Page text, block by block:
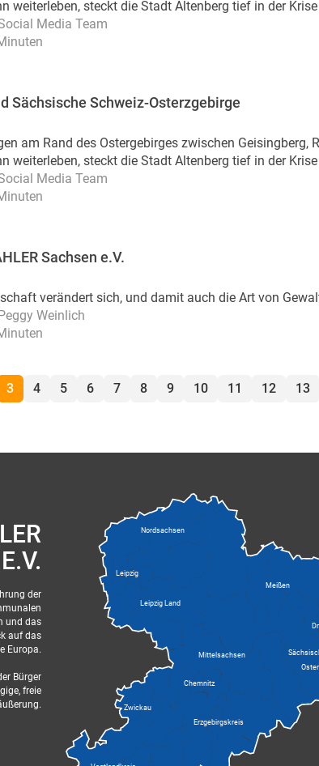
weiterleben, steckt die Stadt Altenberg tief in der
Media Team
Sächsische Schweiz-Osterzgebirge
am Rand des Ostergebirges zwischen
weiterleben, steckt die Stadt Altenberg tief in der
Media Team
Sachsen e.V.
verändert sich, und damit auch die Art von
Weinlich
3 4 5 6 7 8 9 10 11 12 13
der
und das
auf das
Europa.
Bürger
freie
Leipzig
Leipzig Land
Meißen
Erzgebirgskreis
Mittelsachsen
Nordsachsen
Zwickau
Chemnitz